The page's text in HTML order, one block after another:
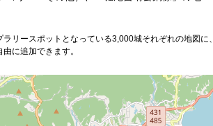
リースポットとなっている3,000城それぞれの地図に、
に追加できます。